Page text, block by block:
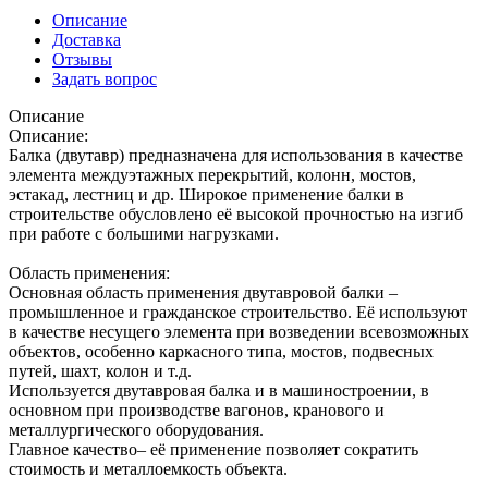
Описание
Доставка
Отзывы
Задать вопрос
Описание
Описание:
Балка (двутавр) предназначена для использования в качестве
элемента междуэтажных перекрытий, колонн, мостов,
эстакад, лестниц и др. Широкое применение балки в
строительстве обусловлено её высокой прочностью на изгиб
при работе с большими нагрузками.
Область применения:
Основная область применения двутавровой балки –
промышленное и гражданское строительство. Её используют
в качестве несущего элемента при возведении всевозможных
объектов, особенно каркасного типа, мостов, подвесных
путей, шахт, колон и т.д.
Используется двутавровая балка и в машиностроении, в
основном при производстве вагонов, кранового и
металлургического оборудования.
Главное качество– её применение позволяет сократить
стоимость и металлоемкость объекта.